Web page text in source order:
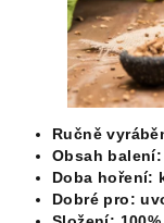
Ručně
Obsah
Doba hoření:
Dobré pro: